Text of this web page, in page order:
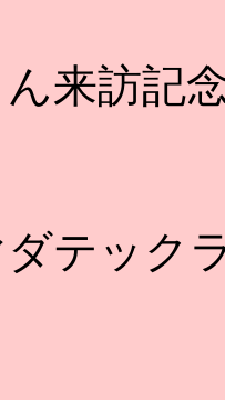
来訪記
テック